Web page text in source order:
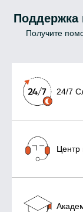
Поддержка
Получите
24/7